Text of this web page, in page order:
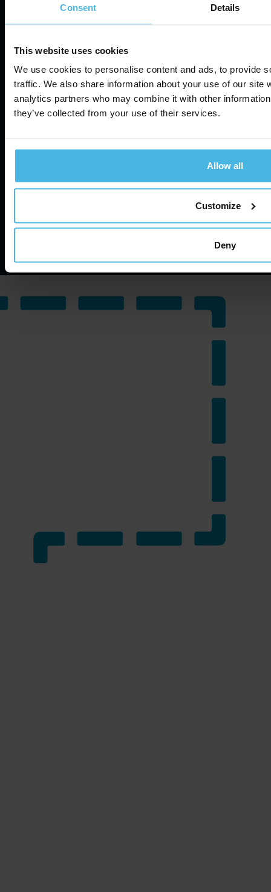
Consent Details
This website uses cookies
We use cookies to personalise content and ads, to provide
traffic. We also share information about your use of our site
analytics partners who may combine it with other
they’ve collected from your use of their services.
Allow all
Customize
Deny
Servicepartners
Helpdesk
Häufig gestellte Fragen
Über
Über uns
Kontakt
Datenschutzrichtlinie
©2026Cabman. Alle Rechte vorbehalten.